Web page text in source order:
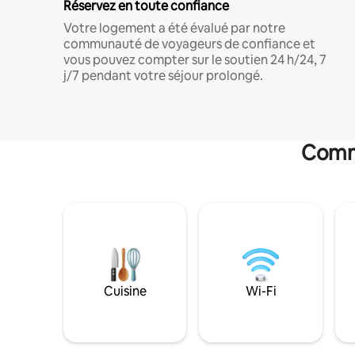
Réservez en toute confiance
Votre logement a été évalué par notre
communauté de voyageurs de confiance et
vous pouvez compter sur le soutien 24 h/24, 7
j/7 pendant votre séjour prolongé.
Cuisine Wi-Fi